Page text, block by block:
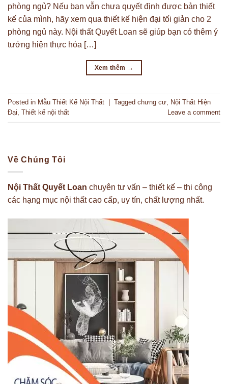
phòng ngủ? Nếu bạn vẫn chưa quyết định được bản thiết
kế của mình, hãy xem qua thiết kế hiện đại tối giản cho 2
phòng ngủ này. Nội thất Quyết Loan sẽ giúp bạn có thêm ý
tưởng hiện thực hóa […]
Xem thêm →
Posted in Mẫu Thiết Kế Nội Thất Tagged chưng cư, Nội Thất Hiện
Đại, Thiết kế nội thất Leave a comment
Về Chúng Tôi
Nội Thất Quyết Loan chuyên tư vấn – thiết kế – thi công
các hạng mục nội thất cao cấp, uy tín, chất lượng nhất.